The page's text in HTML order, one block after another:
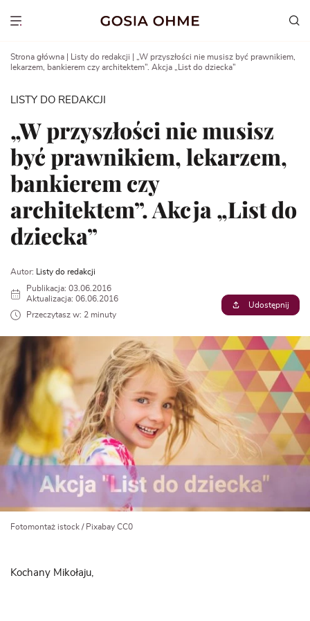
Show menu
Strona główna Listy do redakcji
„W przyszłości nie musisz być prawnikiem,
lekarzem, bankierem czy architektem”. Akcja „List do dziecka”
LISTY DO REDAKCJI
„W przyszłości nie musisz
być prawnikiem, lekarzem,
bankierem czy
architektem”. Akcja „List do
dziecka”
Autor:
Listy do redakcji
Publikacja: 03.06.2016
Aktualizacja: 06.06.2016
Przeczytasz w: 2 minuty
Udostępnij
Fotomontaż istock / Pixabay CC0
Kochany Mikołaju,